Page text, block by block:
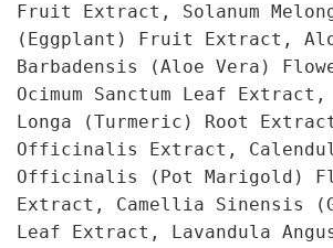
Fruit Extract, Solanum
(Eggplant) Fruit Extract,
Barbadensis (Aloe Vera)
Ocimum Sanctum Leaf Extract,
Longa (Turmeric) Root
Officinalis Extract,
Officinalis (Pot Marigold)
Extract, Camellia Sinensis
Leaf Extract, Lavandula